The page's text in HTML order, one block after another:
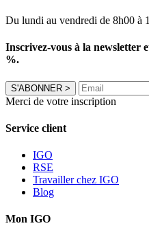
Du lundi au vendredi de 8h00 à
Inscrivez-vous à la newsletter
%.
S'ABONNER >
Merci de votre inscription
Service client
IGO
RSE
Travailler chez IGO
Blog
Mon IGO